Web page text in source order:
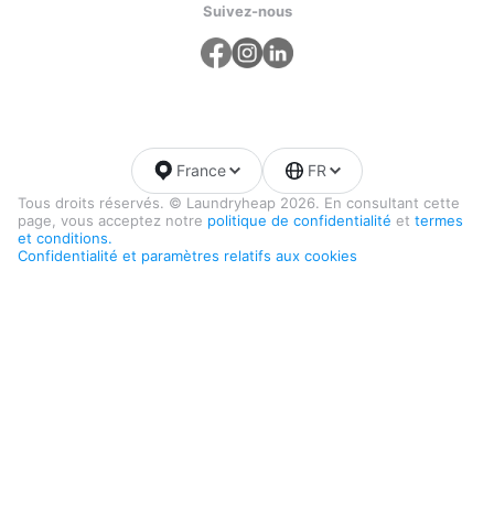
Suivez-nous
Tous droits réservés. © Laundryheap 2026. En consultant cette
page, vous acceptez notre politique de confidentialité et termes
et conditions.
Confidentialité et paramètres relatifs aux cookies
France FR